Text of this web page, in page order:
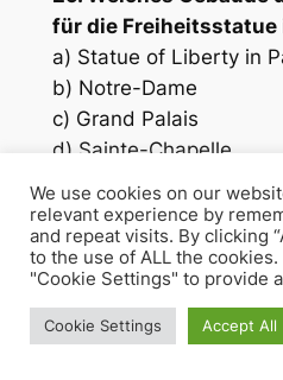
für die Freiheitsstatue
a) Statue of Liberty in
b) Notre-Dame
c) Grand Palais
d) Sainte-Chapelle
30. Welches
berühmtes Beispiel
Architektur in Paris?
a) Notre-Dame
b) Sacré-Cœur
We use cookies on our
relevant experience by
and repeat visits. By clicking
to the use of ALL the
"Cookie Settings" to provide
Cookie Settings Accept All